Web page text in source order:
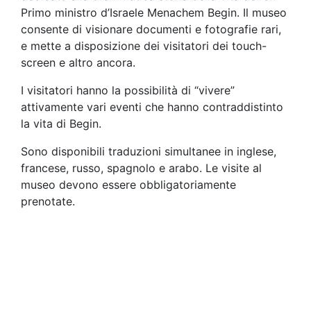
Primo ministro d’Israele Menachem Begin. Il museo
consente di visionare documenti e fotografie rari,
e mette a disposizione dei visitatori dei touch-
screen e altro ancora.
I visitatori hanno la possibilità di “vivere”
attivamente vari eventi che hanno contraddistinto
la vita di Begin.
Sono disponibili traduzioni simultanee in inglese,
francese, russo, spagnolo e arabo. Le visite al
museo devono essere obbligatoriamente
prenotate.